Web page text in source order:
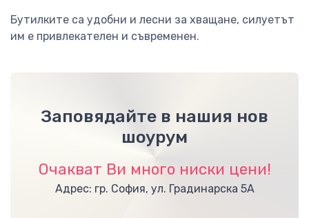
Бутилките са удобни и лесни за хващане, силуетът
им е привлекателен и съвременен.
Заповядайте в нашия нов
шоурум
Очакват Ви много ниски цени!
Адрес: гр. София, ул. Градинарска 5А